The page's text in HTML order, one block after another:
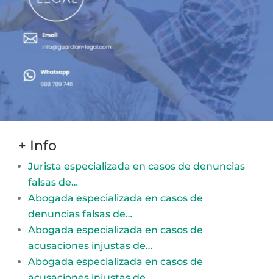
+ Info
Jurista especializada en casos de denuncias
falsas de…
Abogada especializada en casos de
denuncias falsas de…
Abogada especializada en casos de
acusaciones injustas de…
Abogada especializada en casos de